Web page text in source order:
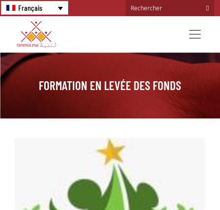
Français
FORMATION EN LEVÉE DES FONDS